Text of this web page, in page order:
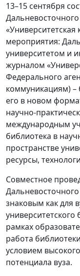
13–15 сентября
«Университетская
мероприятия:
университетом и
журналом
Федерального
коммуникациям)
его в новом
научно-
международным
библиотека в
пространстве
ресурсы,
Совместное
знаковым как для
рамках
работа
условием
потенциала вуза.